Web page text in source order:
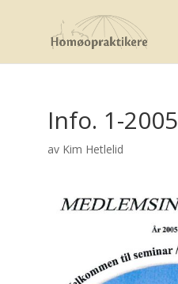
Info. 1-2005
av Kim Hetlelid